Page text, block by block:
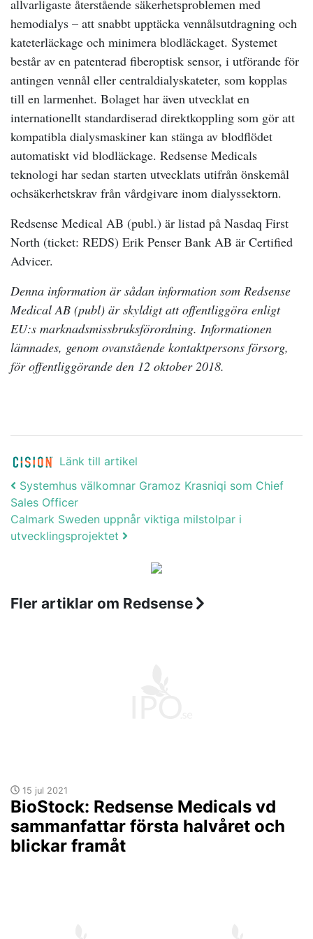
allvarligaste återstående säkerhetsproblemen med
hemodialys – att snabbt upptäcka vennålsutdragning och
kateterläckage och minimera blodläckaget. Systemet
består av en patenterad fiberoptisk sensor, i utförande för
antingen vennål eller centraldialyskateter, som kopplas
till en larmenhet. Bolaget har även utvecklat en
internationellt standardiserad direktkoppling som gör att
kompatibla dialysmaskiner kan stänga av blodflödet
automatiskt vid blodläckage. Redsense Medicals
teknologi har sedan starten utvecklats utifrån önskemål
ochsäkerhetskrav från vårdgivare inom dialyssektorn.
Redsense Medical AB (publ.) är listad på Nasdaq First
North (ticket: REDS) Erik Penser Bank AB är Certified
Advicer.
Denna information är sådan information som Redsense
Medical AB (publ) är skyldigt att offentliggöra enligt
EU:s marknadsmissbruksförordning. Informationen
lämnades, genom ovanstående kontaktpersons försorg,
för offentliggörande den 12 oktober 2018.
Länk till artikel
Post navigation
Systemhus välkomnar Gramoz Krasniqi som Chief
Sales Officer
Calmark Sweden uppnår viktiga milstolpar i
utvecklingsprojektet
Fler artiklar om Redsense
15 jul 2021
BioStock: Redsense Medicals vd
sammanfattar första halvåret och
blickar framåt